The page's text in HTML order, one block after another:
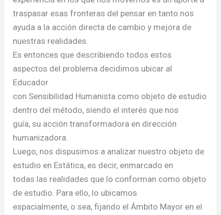
traspasar esas fronteras del pensar en tanto nos
ayuda a la acción directa de cambio y mejora de
nuestras realidades.
Es entonces que describiendo todos estos
aspectos del problema decidimos ubicar al
Educador
con Sensibilidad Humanista como objeto de estudio
dentro del método, siendo el interés que nos
guía, su acción transformadora en dirección
humanizadora.
Luego, nos dispusimos a analizar nuestro objeto de
estudio en Estática, es decir, enmarcado en
todas las realidades que lo conforman como objeto
de estudio. Para ello, lo ubicamos
espacialmente, o sea, fijando el Ámbito Mayor en el